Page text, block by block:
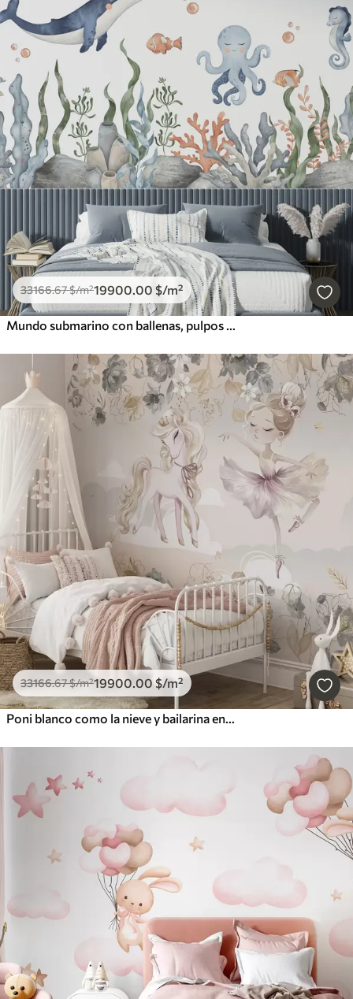
33166.67$/m²19900.00 $/m²
Mundo submarino con ballenas, pulpos y tortugas
33166.67$/m²19900.00 $/m²
Poni blanco como la nieve y bailarina entre flores y nubes